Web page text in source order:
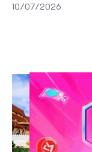
10/07/2026